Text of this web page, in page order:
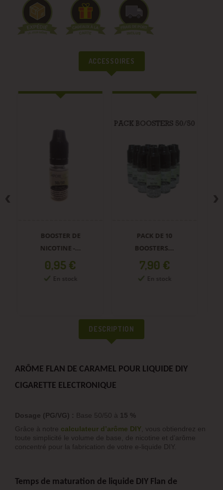
ACCESSOIRES
BOOSTER DE
NICOTINE -...
Prix
0,95 €
En stock
PACK DE 10
BOOSTERS...
Prix
7,90 €
En stock
DESCRIPTION
ARÔME FLAN DE CARAMEL POUR LIQUIDE DIY
CIGARETTE ELECTRONIQUE
Dosage (PG/VG) : Base 50/50 à 15 %
Grâce à notre calculateur d’arôme DIY , vous obtiendrez en
toute simplicité le volume de base, de nicotine et d’arôme
concentré pour la fabrication de votre e-liquide DIY.
Temps de maturation de liquide DIY Flan de